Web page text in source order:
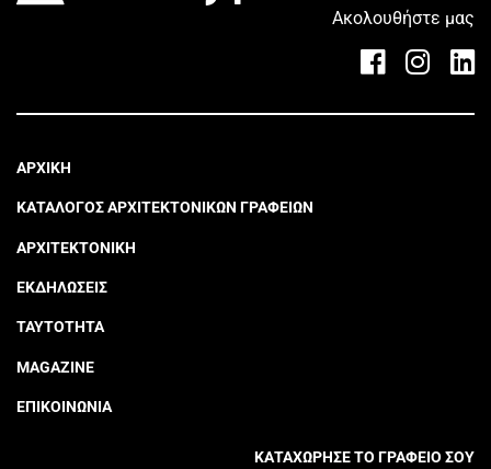
Ακολουθήστε μας
ΑΡΧΙΚΗ
ΚΑΤΑΛΟΓΟΣ ΑΡΧΙΤΕΚΤΟΝΙΚΩΝ ΓΡΑΦΕΙΩΝ
ΑΡΧΙΤΕΚΤΟΝΙΚΗ
ΕΚΔΗΛΩΣΕΙΣ
ΤΑΥΤΟΤΗΤΑ
MAGAZINE
ΕΠΙΚΟΙΝΩΝΙΑ
ΚΑΤΑΧΩΡΗΣΕ ΤΟ ΓΡΑΦΕΙΟ ΣΟΥ